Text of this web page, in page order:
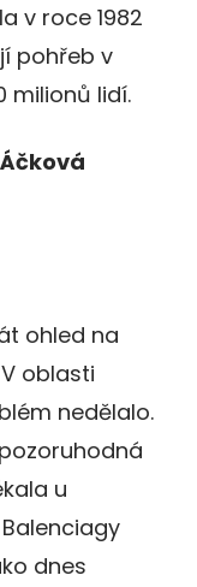
v roce 1982
pohřeb v
milionů lidí.
ohled na
oblasti
nedělalo.
u
dnes